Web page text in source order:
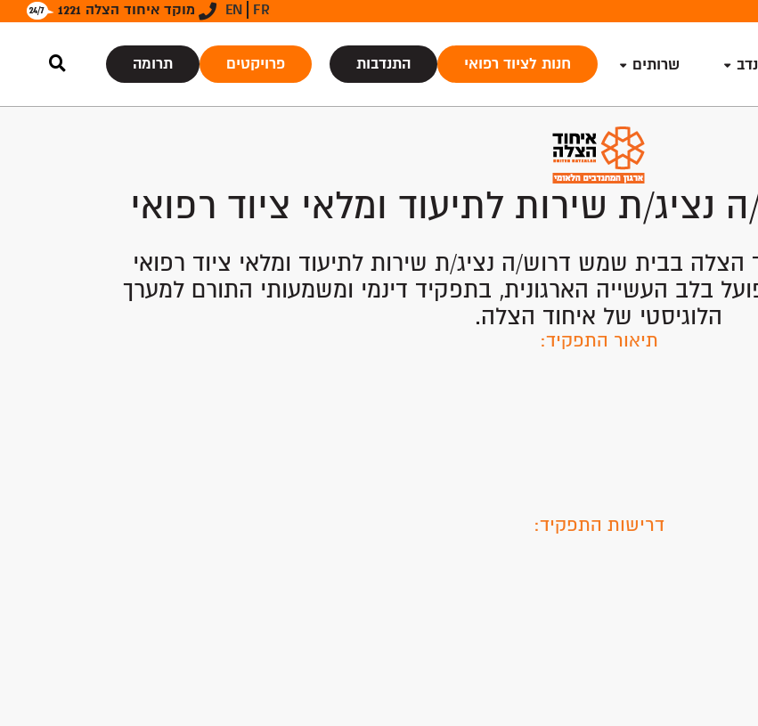
מוקד איחוד הצלה 1221 EN FR
שרותים חנות לציוד רפואי התנדבות פרויקטים תרומה
נציג/ת שירות לתיעוד ומלאי ציוד רפואי
הצלה בבית שמש דרוש/ה נציג/ת שירות לתיעוד ומלאי ציוד רפואי
בלב העשייה הארגונית, בתפקיד דינמי ומשמעותי התורם למערך
הלוגיסטי של איחוד הצלה.
תיאור התפקיד:
דרישות התפקיד: